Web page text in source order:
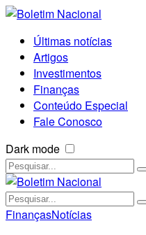
Últimas notícias
Artigos
Investimentos
Finanças
Conteúdo Especial
Fale Conosco
Dark mode
FinançasNotícias